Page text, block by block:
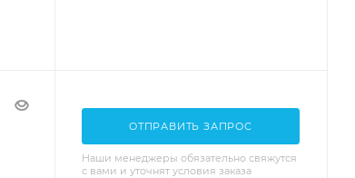
ОТПРАВИТЬ ЗАПРОС
Наши менеджеры обязательно свяжутся
с вами и уточнят условия заказа